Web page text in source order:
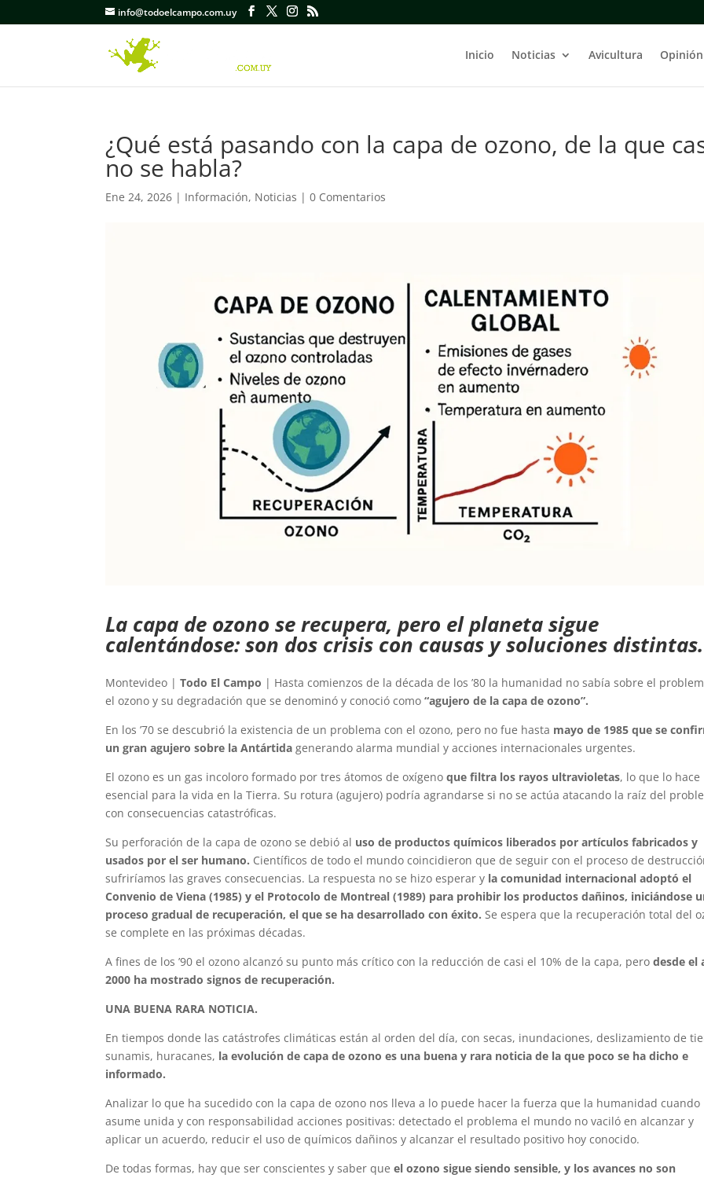
info@todoelcampo.com.uy
Inicio Noticias Avicultura Opinión
¿Qué está pasando con la capa de ozono, de la que
no se habla?
Ene 24, 2026 | Información, Noticias |0 Comentarios
La capa de ozono se recupera, pero el planeta sigue
calentándose: son dos crisis con causas y soluciones distintas.
Montevideo |Todo El Campo | Hasta comienzos de la década de los ’80 la humanidad no sabía sobre el
el ozono y su degradación que se denominó y conoció como“agujero de la capa de ozono”.
En los ’70 se descubrió la existencia de un problema con el ozono, pero no fue hasta mayo de 1985 que se
un gran agujero sobre la Antártida generando alarma mundial y acciones internacionales urgentes.
El ozono es un gas incoloro formado por tres átomos de oxígenoque filtra los rayos ultravioletas, lo que lo hace
esencial para la vida en la Tierra. Su rotura (agujero) podría agrandarse si no se actúa atacando la raíz del
con consecuencias catastróficas.
Su perforación de la capa de ozono se debió al uso de productos químicos liberados por artículos fabricados y
usados por el ser humano. Científicos de todo el mundo coincidieron que de seguir con el proceso de
sufriríamos las graves consecuencias. La respuesta no se hizo esperar y la comunidad internacional adoptó el
Convenio de Viena (1985) y el Protocolo de Montreal (1989) para prohibir los productos dañinos, iniciándose
proceso gradual de recuperación, el que se ha desarrollado con éxito. Se espera que la recuperación total del
se complete en las próximas décadas.
A fines de los ’90 el ozono alcanzó su punto más crítico con la reducción de casi el 10% de la capa, perodesde el
2000 ha mostrado signos de recuperación.
UNA BUENA RARA NOTICIA.
En tiempos donde las catástrofes climáticas están al orden del día, con secas, inundaciones, deslizamiento de
sunamis, huracanes, la evolución de capa de ozono es una buena y rara noticia de la que poco se ha dicho e
informado.
Analizar lo que ha sucedido con la capa de ozono nos lleva a lo puede hacer la fuerza que la humanidad cuando
asume unida y con responsabilidad acciones positivas: detectado el problema el mundo no vaciló en alcanzar y
aplicar un acuerdo, reducir el uso de químicos dañinos y alcanzar el resultado positivo hoy conocido.
De todas formas, hay que ser conscientes y saber queel ozono sigue siendo sensible, y los avances no son